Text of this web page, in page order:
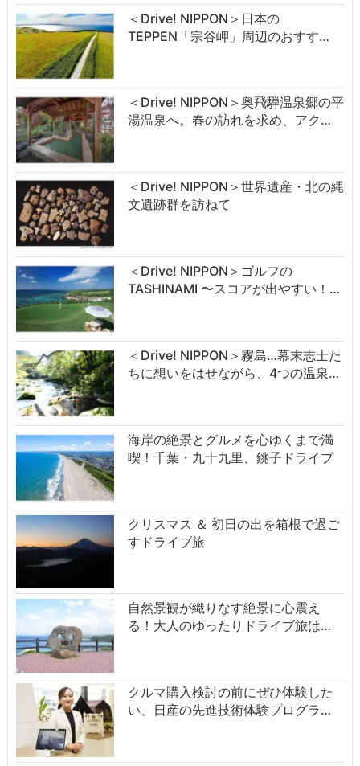
＜Drive! NIPPON＞日本の
TEPPEN「宗谷岬」周辺のおすす…
＜Drive! NIPPON＞奥飛騨温泉郷の平
湯温泉へ。春の訪れを求め、アク…
＜Drive! NIPPON＞世界遺産・北の縄
文遺跡群を訪ねて
＜Drive! NIPPON＞ゴルフの
TASHINAMI 〜スコアが出やすい！…
＜Drive! NIPPON＞霧島…幕末志士た
ちに想いをはせながら、4つの温泉…
海岸の絶景とグルメを心ゆくまで満
喫！千葉・九十九里、銚子ドライブ
クリスマス ＆ 初日の出を箱根で過ご
すドライブ旅
自然景観が織りなす絶景に心震え
る！大人のゆったりドライブ旅は…
クルマ購入検討の前にぜひ体験した
い、日産の先進技術体験プログラ…